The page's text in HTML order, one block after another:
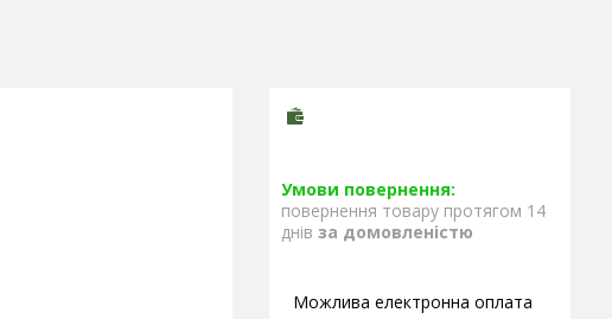
повернення товару протягом 14
днів за домовленістю